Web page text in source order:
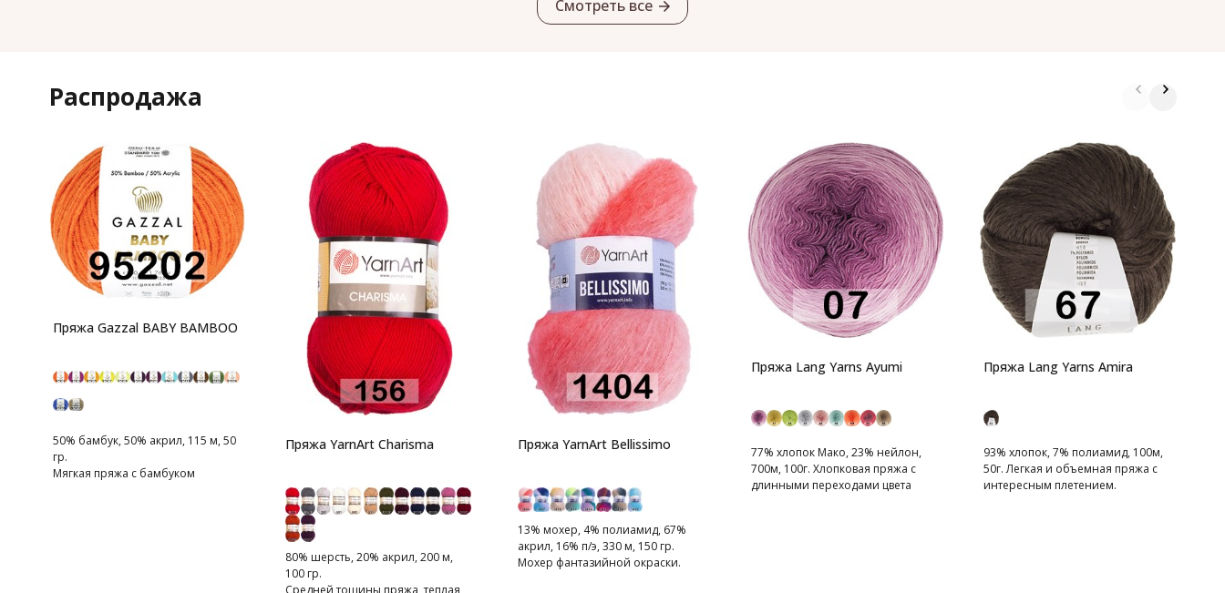
Смотреть все
Распродажа
Пряжа Gazzal BABY BAMBOO
50% бамбук, 50% акрил, 115 м, 50
гр.
Мягкая пряжа с бамбуком
Пряжа YarnArt Charisma
80% шерсть, 20% акрил, 200 м,
100 гр.
Средней тощины пряжа, теплая,
Пряжа YarnArt Bellissimo
13% мохер, 4% полиамид, 67%
акрил, 16% п/э, 330 м, 150 гр.
Мохер фантазийной окраски.
Пряжа Lang Yarns Ayumi
77% хлопок Мако, 23% нейлон,
700м, 100г. Хлопковая пряжа с
длинными переходами цвета
Пряжа Lang Yarns Amira
93% хлопок, 7% полиамид, 100м,
50г. Легкая и объемная пряжа с
интересным плетением.